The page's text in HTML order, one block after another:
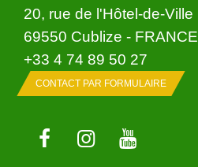
20, rue de l'Hôtel-de-Ville
69550 Cublize - FRANCE
+33 4 74 89 50 27
CONTACT PAR FORMULAIRE